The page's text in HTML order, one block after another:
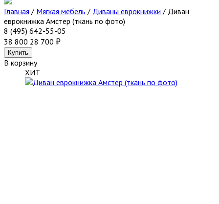
Главная / Мягкая мебель / Диваны еврокнижки / Диван
еврокнижка Амстер (ткань по фото)
8 (495) 642-55-05
38 800 28 700
В корзину
ХИТ